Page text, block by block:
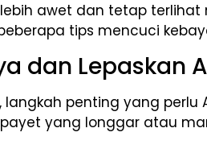
awet dan tetap
tips mencuci
dan Lepaskan
penting yang
yang longgar atau